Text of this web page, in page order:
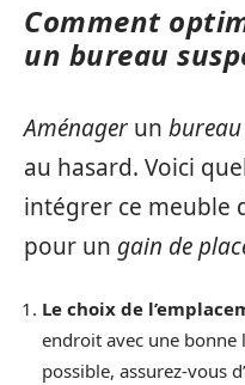
Comment
un bureau
Aménager un
au hasard. Voici
intégrer ce meuble
pour un gain de
Le choix de
endroit avec une bonne
possible, assurez-vous